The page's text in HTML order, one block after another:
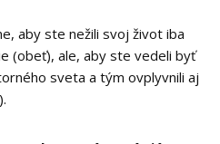
aby ste nežili svoj život iba
(obeť), ale, aby ste vedeli byť
sveta a tým ovplyvnili aj